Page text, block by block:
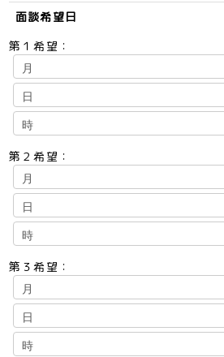
面談希望日
第１希望：
第２希望：
第３希望：